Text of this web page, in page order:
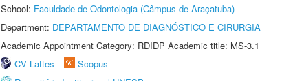
School: Faculdade de Odontologia (Câmpus de Araçatuba)
Department: DEPARTAMENTO DE DIAGNÓSTICO E CIRURGIA
Academic Appointment Category: RDIDP Academic title: MS-3.1
CV Lattes
Scopus